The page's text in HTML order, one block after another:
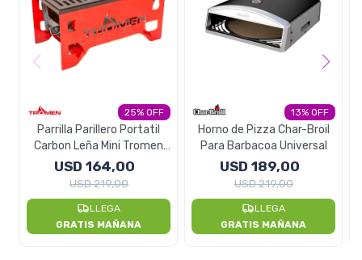
25
Parrilla Parillero Portatil
Carbon Leña Mini Tromen
Glamping
USD 164,00
USD219,00
LLEGA
GRATIS MAÑANA
13
Horno de Pizza Char-Broil
Para Barbacoa Universal
USD 189,00
USD219,00
LLEGA
GRATIS MAÑANA